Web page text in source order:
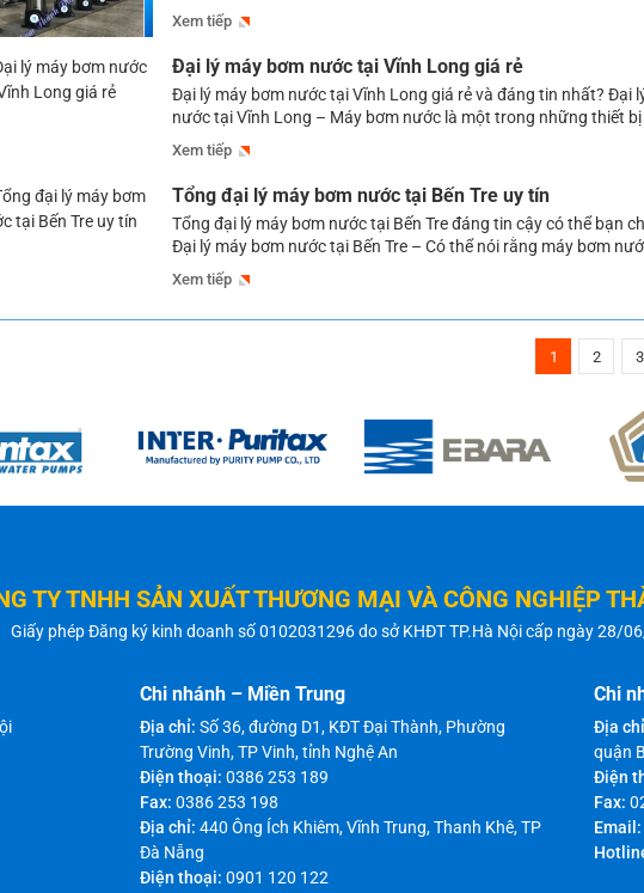
có nhu cầu sử dụng nước lớn để đáp ứng cho các sinh hoạt
hay phục vụ cho tưới tiêu, […]
Xem tiếp
Đại lý máy bơm nước tại Vĩnh Long giá rẻ
Đại lý máy bơm nước tại Vĩnh Long giá rẻ và đáng tin nhất? Đại
nước tại Vĩnh Long – Máy bơm nước là một trong những thiết
quan trọng đối với nhiều lĩnh vực ở Vĩnh Long như: Bơm cấp
hoạt hàng ngày của […]
Xem tiếp
Tổng đại lý máy bơm nước tại Bến Tre uy tín
Tổng đại lý máy bơm nước tại Bến Tre đáng tin cậy có thể bạn
Đại lý máy bơm nước tại Bến Tre – Có thể nói rằng máy bơm
thành một trong những vật dụng quan trọng để bơm cấp nước
đình, cơ quan, công ty, […]
Xem tiếp
1 2 3
TY TNHH SẢN XUẤT THƯƠNG MẠI VÀ CÔNG NGHIỆP
Giấy phép Đăng ký kinh doanh số 0102031296 do sở KHĐT TP.Hà Nội cấp ngày 28/
Chi nhánh – Miền Trung
Địa chỉ: Số 36, đường D1, KĐT Đại Thành, Phường
Trường Vinh, TP Vinh, tỉnh Nghệ An
Điện thoại: 0386 253 189
Fax: 0386 253 198
Địa chỉ: 440 Ông Ích Khiêm, Vĩnh Trung, Thanh Khê, TP
Đà Nẵng
Điện thoại: 0901 120 122
Chi
Địa
quận
Điện
Fax:
Email: